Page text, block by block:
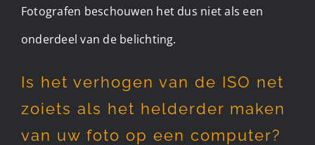
Fotografen beschouwen het dus niet als een
onderdeel van de belichting.
Is het verhogen van de ISO net
zoiets als het helderder maken
van uw foto op een computer?